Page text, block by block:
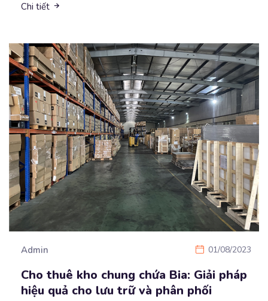
Chi tiết
Admin 01/08/2023
Cho thuê kho chung chứa Bia: Giải pháp
hiệu quả cho lưu trữ và phân phối